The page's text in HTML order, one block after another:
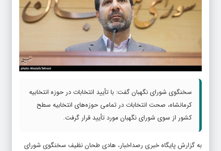
سخنگوی شورای نگهبان گفت:‌ با تأیید انتخابات در حوزه انتخابیه
کرمانشاه، صحت انتخابات در تمامی حوزه‌های انتخابیه سطح
کشور از سوی شورای نگهبان مورد تأیید قرار گرفت.
به گزارش پایگاه خبری رصداخبار، هادی طحان نظیف سخنگوی شورای